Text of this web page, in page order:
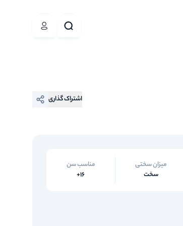
اشتراک گذاری
میزان سختی
سخت
مناسب سن
16+